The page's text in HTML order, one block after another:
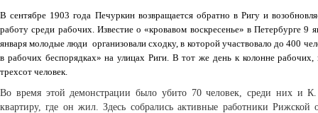
В сентябре 1903 года Печуркин возвращается обратно в Ригу и
работу среди рабочих. Известие о «кровавом воскресенье» в Петербурге 9
января молодые люди организовали сходку, в которой участвовало до 400
в рабочих беспорядках» на улицах Риги. В тот же день к колонне
трехсот человек.
Во время этой демонстрации было убито 70 человек, среди них и
квартиру, где он жил. Здесь собрались активные работники